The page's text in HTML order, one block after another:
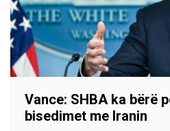
Vance: SHBA ka bërë
bisedimet me Iranin